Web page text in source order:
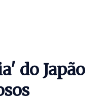
do Japão